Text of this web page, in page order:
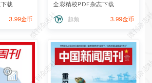
载
3.99金币
全彩精校PDF杂志下载
超频 3.99金币
微刊杂志社
微刊杂
微刊杂志社
微刊杂